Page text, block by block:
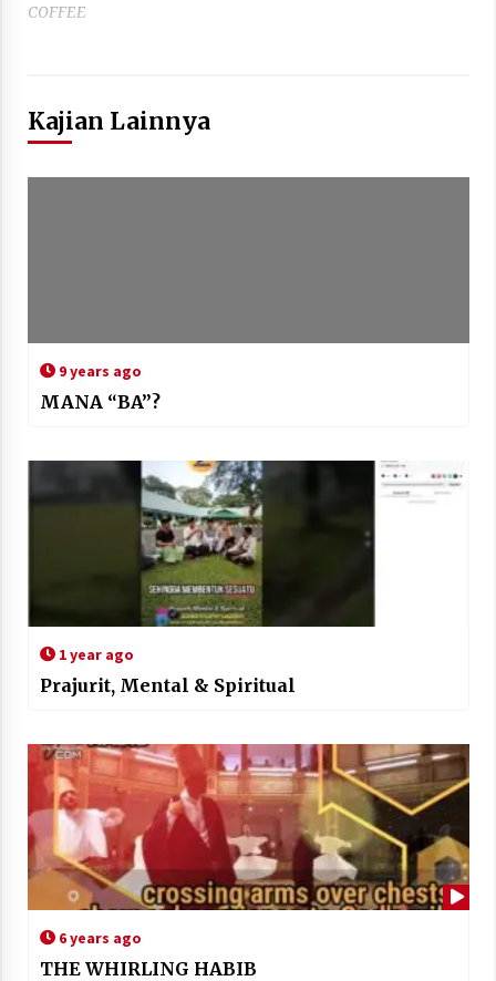
COFFEE
Kajian Lainnya
9 years ago
MANA “BA”?
1 year ago
Prajurit, Mental & Spiritual
6 years ago
THE WHIRLING HABIB